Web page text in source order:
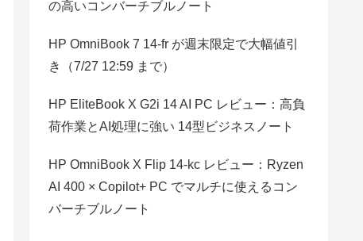
の高いコンバーチブルノート
HP OmniBook 7 14-fr が週末限定で大幅値引
き（7/27 12:59 まで）
HP EliteBook X G2i 14 AI PC レビュー：高負
荷作業とAI処理に強い 14型ビジネスノート
HP OmniBook X Flip 14-kc レビュー：Ryzen
AI 400 × Copilot+ PC でマルチに使えるコン
バーチブルノート